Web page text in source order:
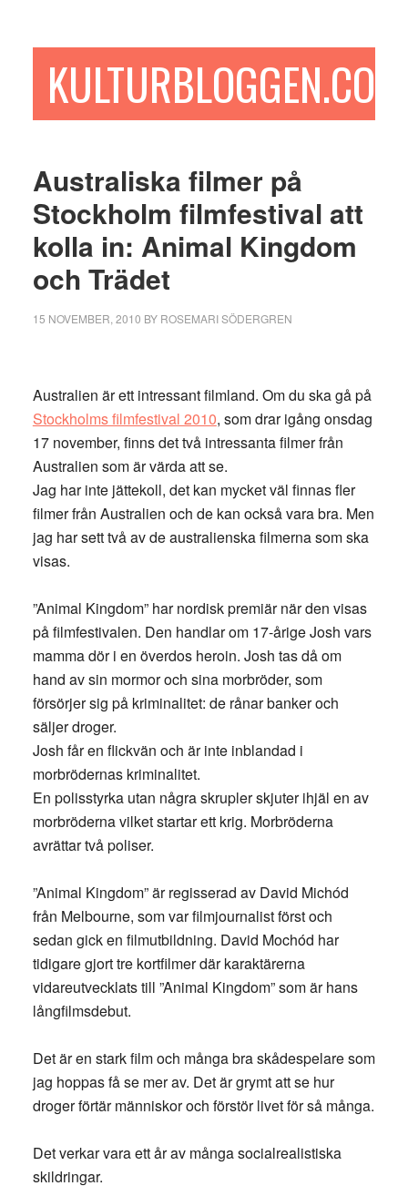
sidofältetKULTURBLOGGEN.COM
Australiska filmer på
Stockholm filmfestival att
kolla in: Animal Kingdom
och Trädet
15 NOVEMBER, 2010 BY ROSEMARI SÖDERGREN
Australien är ett intressant filmland. Om du ska gå på
Stockholms filmfestival 2010, som drar igång onsdag
17 november, finns det två intressanta filmer från
Australien som är värda att se.
Jag har inte jättekoll, det kan mycket väl finnas fler
filmer från Australien och de kan också vara bra. Men
jag har sett två av de australienska filmerna som ska
visas.
”Animal Kingdom” har nordisk premiär när den visas
på filmfestivalen. Den handlar om 17-årige Josh vars
mamma dör i en överdos heroin. Josh tas då om
hand av sin mormor och sina morbröder, som
försörjer sig på kriminalitet: de rånar banker och
säljer droger.
Josh får en flickvän och är inte inblandad i
morbrödernas kriminalitet.
En polisstyrka utan några skrupler skjuter ihjäl en av
morbröderna vilket startar ett krig. Morbröderna
avrättar två poliser.
”Animal Kingdom” är regisserad av David Michód
från Melbourne, som var filmjournalist först och
sedan gick en filmutbildning. David Mochód har
tidigare gjort tre kortfilmer där karaktärerna
vidareutvecklats till ”Animal Kingdom” som är hans
långfilmsdebut.
Det är en stark film och många bra skådespelare som
jag hoppas få se mer av. Det är grymt att se hur
droger förtär människor och förstör livet för så många.
Det verkar vara ett år av många socialrealistiska
skildringar.